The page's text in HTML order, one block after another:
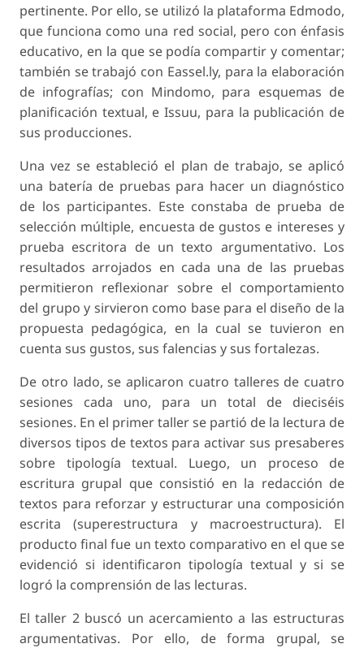
pertinente. Por ello, se utilizó la plataforma Edmodo,
que funciona como una red social, pero con énfasis
educativo, en la que se podía compartir y comentar;
también se trabajó con Eassel.ly, para la elaboración
de infografías; con Mindomo, para esquemas de
planificación textual, e Issuu, para la publicación de
sus producciones.
Una vez se estableció el plan de trabajo, se aplicó
una batería de pruebas para hacer un diagnóstico
de los participantes. Este constaba de prueba de
selección múltiple, encuesta de gustos e intereses y
prueba escritora de un texto argumentativo. Los
resultados arrojados en cada una de las pruebas
permitieron reflexionar sobre el comportamiento
del grupo y sirvieron como base para el diseño de la
propuesta pedagógica, en la cual se tuvieron en
cuenta sus gustos, sus falencias y sus fortalezas.
De otro lado, se aplicaron cuatro talleres de cuatro
sesiones cada uno, para un total de dieciséis
sesiones. En el primer taller se partió de la lectura de
diversos tipos de textos para activar sus presaberes
sobre tipología textual. Luego, un proceso de
escritura grupal que consistió en la redacción de
textos para reforzar y estructurar una composición
escrita (superestructura y macroestructura). El
producto final fue un texto comparativo en el que se
evidenció si identificaron tipología textual y si se
logró la comprensión de las lecturas.
El taller 2 buscó un acercamiento a las estructuras
argumentativas. Por ello, de forma grupal, se